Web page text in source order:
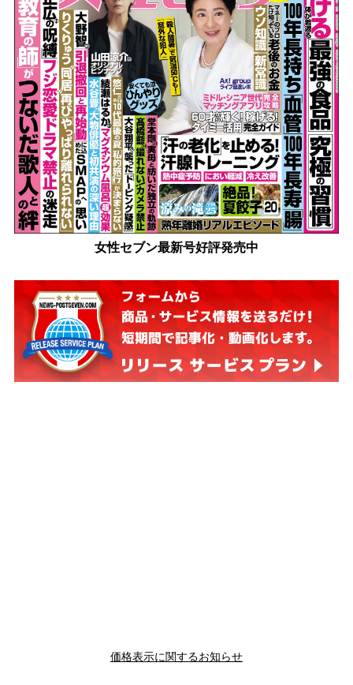
女性セブン最新号好評発売中
価格表示に関するお知らせ